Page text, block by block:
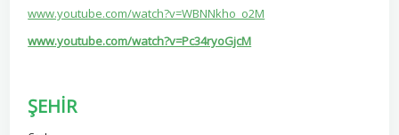
www.youtube.com/watch?v=WBNNkho_o2M
www.youtube.com/watch?v=Pc34ryoGjcM
ŞEHİR